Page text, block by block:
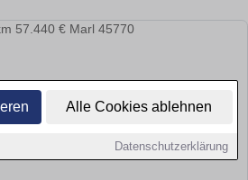
Alle Cookies ablehnen
Datenschutzerklärung